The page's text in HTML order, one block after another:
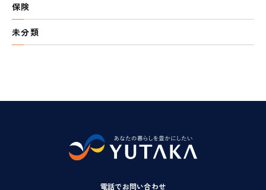
保険
未分類
電話でお問い合わせ